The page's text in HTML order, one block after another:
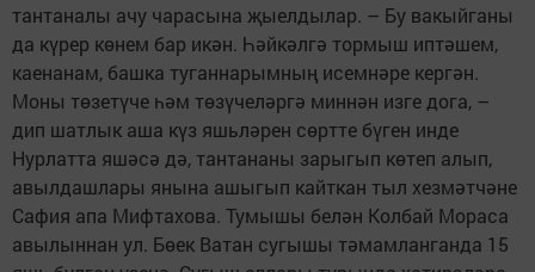
тантаналы ачу чарасына җыелдылар. – Бу вакыйганы
да күрер көнем бар икән. Һәйкәлгә тормыш иптәшем,
каенанам, башка туганнарымның исемнәре кергән.
Моны төзетүче һәм төзүчеләргә миннән изге дога, –
дип шатлык аша күз яшьләрен сөртте бүген инде
Нурлатта яшәсә дә, тантананы зарыгып көтеп алып,
авылдашлары янына ашыгып кайткан тыл хезмәтчәне
Сафия апа Мифтахова. Тумышы белән Колбай Мораса
авылыннан ул. Бөек Ватан сугышы тәмамланганда 15